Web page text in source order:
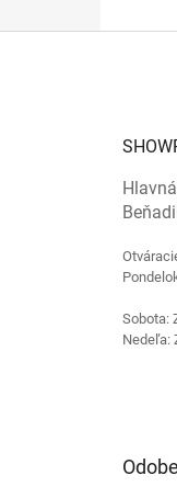
Sobota:
Nedeľa: